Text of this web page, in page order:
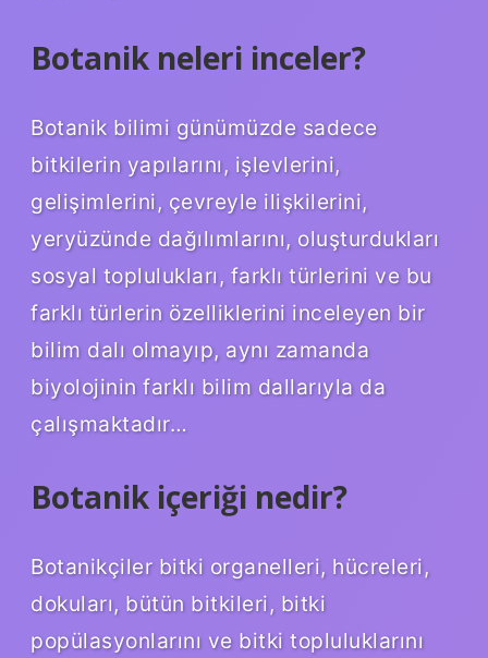
Botanik neleri inceler?
Botanik bilimi günümüzde sadece
bitkilerin yapılarını, işlevlerini,
gelişimlerini, çevreyle ilişkilerini,
yeryüzünde dağılımlarını, oluşturdukları
sosyal toplulukları, farklı türlerini ve bu
farklı türlerin özelliklerini inceleyen bir
bilim dalı olmayıp, aynı zamanda
biyolojinin farklı bilim dallarıyla da
çalışmaktadır…
Botanik içeriği nedir?
Botanikçiler bitki organelleri, hücreleri,
dokuları, bütün bitkileri, bitki
popülasyonlarını ve bitki topluluklarını